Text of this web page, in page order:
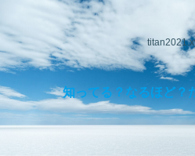
知ってる？なるほど？